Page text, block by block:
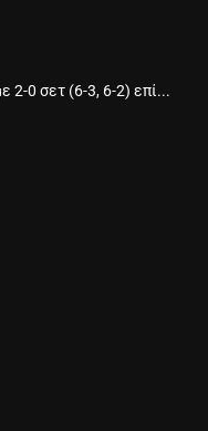
2-0 σετ (6-3, 6-2) επί...